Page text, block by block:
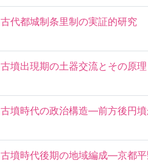
古代都城制条里制の実証的研究
古墳出現期の土器交流とその原理
古墳時代の政治構造―前方後円
古墳時代後期の地域編成―京都